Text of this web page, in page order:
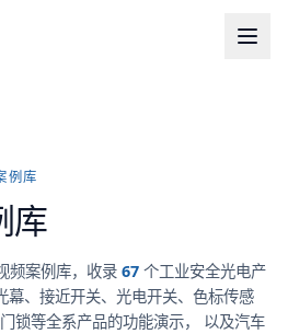
例库
库
频案例库，收录 67个工业安全光电产
、接近开关、光电开关、色标传感
锁等全系产品的功能演示， 以及汽车